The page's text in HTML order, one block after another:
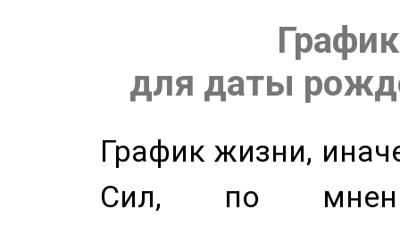
для даты
График жизни,
Сил, по